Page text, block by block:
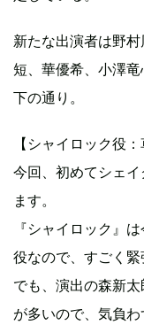
新たな出演者は野
短、華優希、小澤
下の通り。
【シャイロック役
今回、初めてシェ
ます。
『シャイロック』
役なので、すごく緊
でも、演出の森新
が多いので、気負